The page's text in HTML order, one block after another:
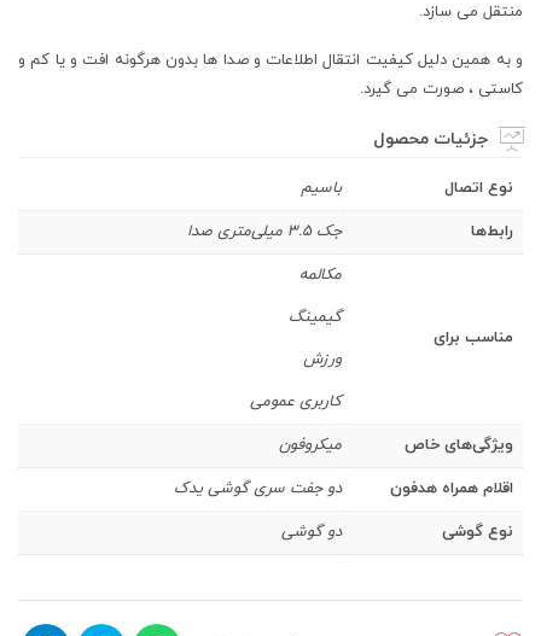
منتقل می سازد.
و به همین دلیل کیفیت انتقال اطلاعات و صدا ها بدون هرگونه افت و یا کم و
کاستی ، صورت می گیرد.
جزئیات محصول
نوع اتصال
باسیم
رابط‌ها
جک ۳.۵ میلی‌متری صدا
مناسب برای
مکالمه
گیمینگ
ورزش
کاربری عمومی
ویژگی‌های خاص
میکروفون
اقلام همراه هدفون
دو جفت سری گوشی یدک
نوع گوشی
دو گوشی